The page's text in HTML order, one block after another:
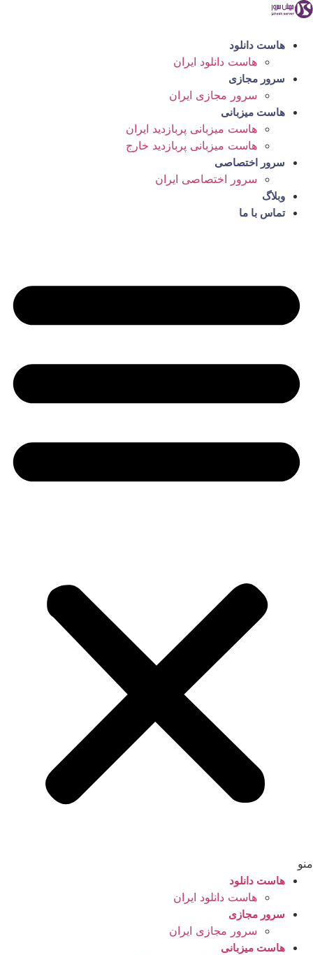
پرش
محتوا
هاست دانلود
هاست دانلود ایران
سرور مجازی
سرور مجازی ایران
هاست میزبانی
هاست میزبانی پربازدید ایران
هاست میزبانی پربازدید خارج
سرور اختصاصی
سرور اختصاصی ایران
وبلاگ
تماس با ما
منو
هاست دانلود
هاست دانلود ایران
سرور مجازی
سرور مجازی ایران
هاست میزبانی